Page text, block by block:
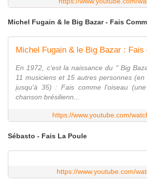
Michel Fugain & le Big Bazar - Fais
En 1972, c'est la naissance du " Big
11 musiciens et 15 autres personnes
jusqu'à 35) : Fais comme l'oiseau
chanson brésilienn...
https://www.youtube.com/
Sébasto - Fais La Poule
https://www.youtube.com/